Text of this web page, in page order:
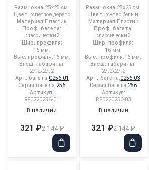
Разм. окна:25x25 см.
Цвет..:светлое дерево
Материал:Пластик
Проф. багета:
классический
Шир. профиля:
16 мм.
Выс. профиля:16 мм.
Внеш. габариты:
27.2x27.2
Арт. багета:0256-01
Серия багета:256
Артикул:
RP0220256-01
В наличии
321 ₽2 144 ₽
Разм. окна:25x25 см.
Цвет..:супер белый
Материал:Пластик
Проф. багета:
классический
Шир. профиля:
16 мм.
Выс. профиля:16 мм.
Внеш. габариты:
27.2x27.2
Арт. багета:0256-03
Серия багета:256
Артикул:
RP0220256-03
В наличии
321 ₽2 144 ₽